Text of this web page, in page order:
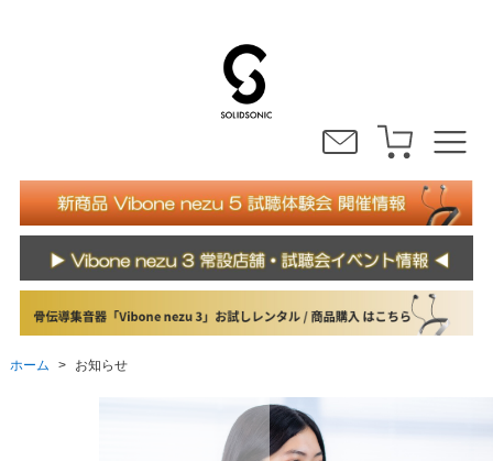
ホーム > お知らせ